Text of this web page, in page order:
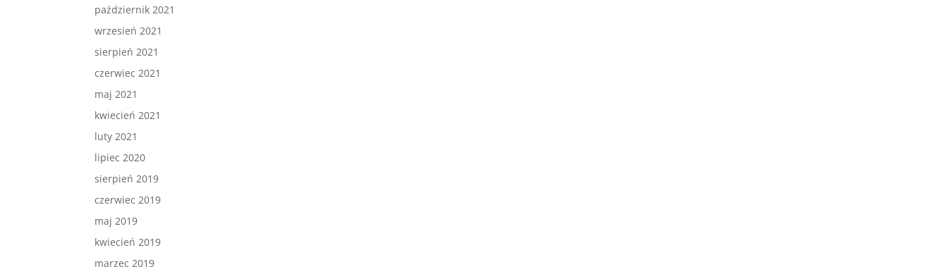
październik 2021
wrzesień 2021
sierpień 2021
czerwiec 2021
maj 2021
kwiecień 2021
luty 2021
lipiec 2020
sierpień 2019
czerwiec 2019
maj 2019
kwiecień 2019
marzec 2019